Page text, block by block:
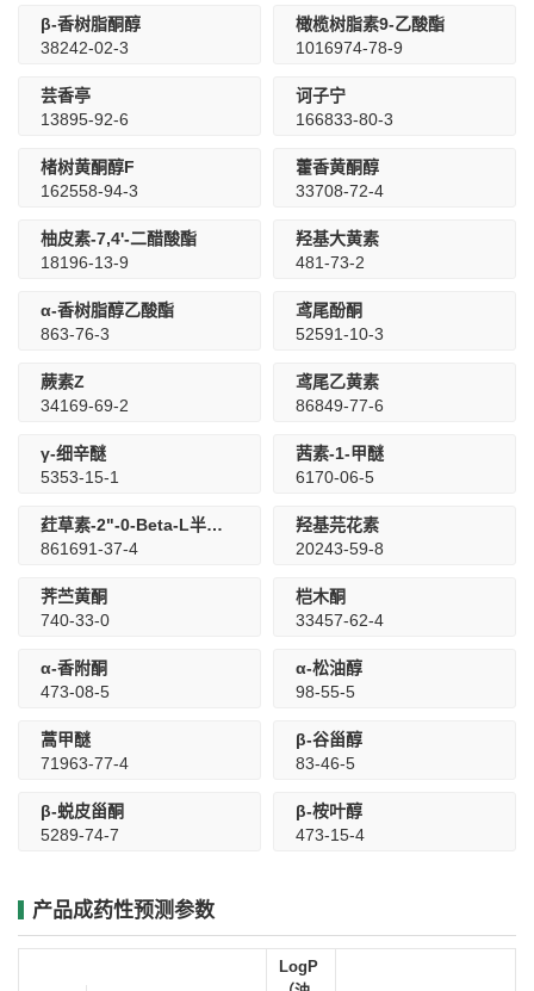
β-香树脂酮醇
38242-02-3
橄榄树脂素9-乙酸酯
1016974-78-9
芸香亭
13895-92-6
诃子宁
166833-80-3
楮树黄酮醇F
162558-94-3
藿香黄酮醇
33708-72-4
柚皮素-7,4'-二醋酸酯
18196-13-9
羟基大黄素
481-73-2
α-香树脂醇乙酸酯
863-76-3
鸢尾酚酮
52591-10-3
蕨素Z
34169-69-2
鸢尾乙黄素
86849-77-6
γ-细辛醚
5353-15-1
茜素-1-甲醚
6170-06-5
荭草素-2"-0-Beta-L半乳糖苷
861691-37-4
羟基芫花素
20243-59-8
荠苎黄酮
740-33-0
桤木酮
33457-62-4
α-香附酮
473-08-5
α-松油醇
98-55-5
蒿甲醚
71963-77-4
β-谷甾醇
83-46-5
β-蜕皮甾酮
5289-74-7
β-桉叶醇
473-15-4
产品成药性预测参数
LogP